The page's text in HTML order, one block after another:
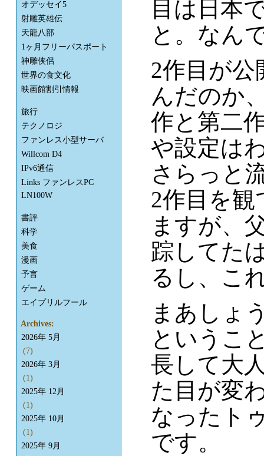
目は日本
と。なん
2作目が
んだのか
作と第二
や設定は
さらっと
2作目を
ますが、
踪してた
るし、こ
まあしょ
というこ
長して大
た目が変
なったト
です。
オデッセイ5
射雕英雄伝
天龍八部
1ヶ月フリーパスポート
神雕侠侶
世界の食文化
映画館割引情報
旅行
テクノロジ
ファンレス小型サーバ
Willcom D4
IPv6通信
Links ファンレスPC
LN100W
書評
科学
美食
漫画
予言
ゲーム
エイプリルフール
Archives:
2026年 5月
(7)
2026年 3月
(1)
2025年 12月
(1)
2025年 10月
(1)
2025年 9月